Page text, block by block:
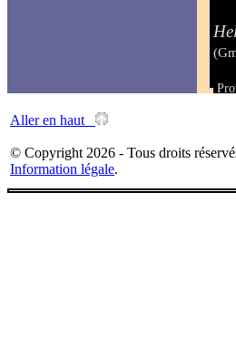
Aller en haut
© Copyright 2026 - Tous droits
Information légale.